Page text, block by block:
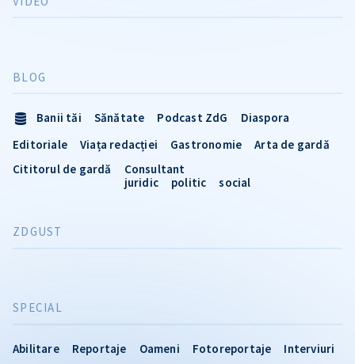
SPECIAL
Abilitare Reportaje Oameni Fotoreportaje
Interviuri
BLOG
Banii tăi Sănătate Podcast ZdG
Diaspora
Editoriale
Viața redacției Gastronomie
Arta de gardă
Cititorul de gardă
Consultant
juridic
politic social
ZDGUST